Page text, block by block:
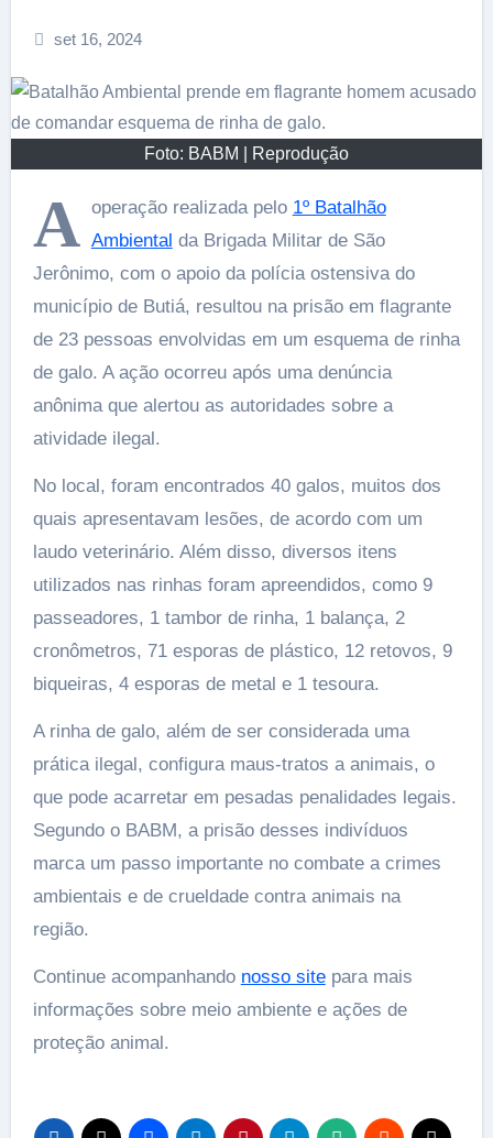
set 16, 2024
Foto: BABM | Reprodução
A operação realizada pelo 1º Batalhão
Ambiental da Brigada Militar de São
Jerônimo, com o apoio da polícia ostensiva do
município de Butiá, resultou na prisão em flagrante
de 23 pessoas envolvidas em um esquema de rinha
de galo. A ação ocorreu após uma denúncia
anônima que alertou as autoridades sobre a
atividade ilegal.
No local, foram encontrados 40 galos, muitos dos
quais apresentavam lesões, de acordo com um
laudo veterinário. Além disso, diversos itens
utilizados nas rinhas foram apreendidos, como 9
passeadores, 1 tambor de rinha, 1 balança, 2
cronômetros, 71 esporas de plástico, 12 retovos, 9
biqueiras, 4 esporas de metal e 1 tesoura.
A rinha de galo, além de ser considerada uma
prática ilegal, configura maus-tratos a animais, o
que pode acarretar em pesadas penalidades legais.
Segundo o BABM, a prisão desses indivíduos
marca um passo importante no combate a crimes
ambientais e de crueldade contra animais na
região.
Continue acompanhando nosso sitepara mais
informações sobre meio ambiente e ações de
proteção animal.